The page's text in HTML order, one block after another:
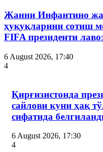
Жанни Инфантино
ҳуқуқларини сотиш
FIFA президенти
6 August 2026, 17:40
4
Қирғизистонда
сайлови куни ҳақ
сифатида
6 August 2026, 17:30
4